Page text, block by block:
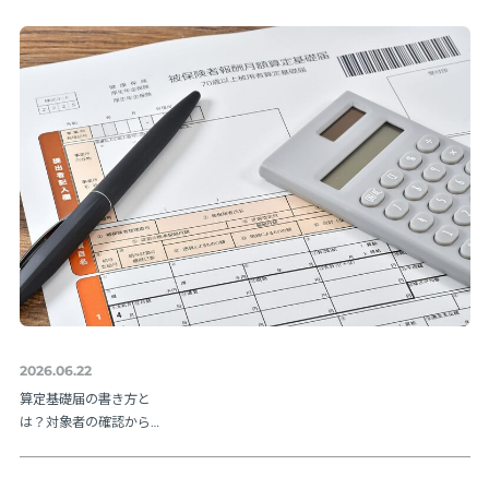
2026.06.22
算定基礎届の書き方と
は？対象者の確認から